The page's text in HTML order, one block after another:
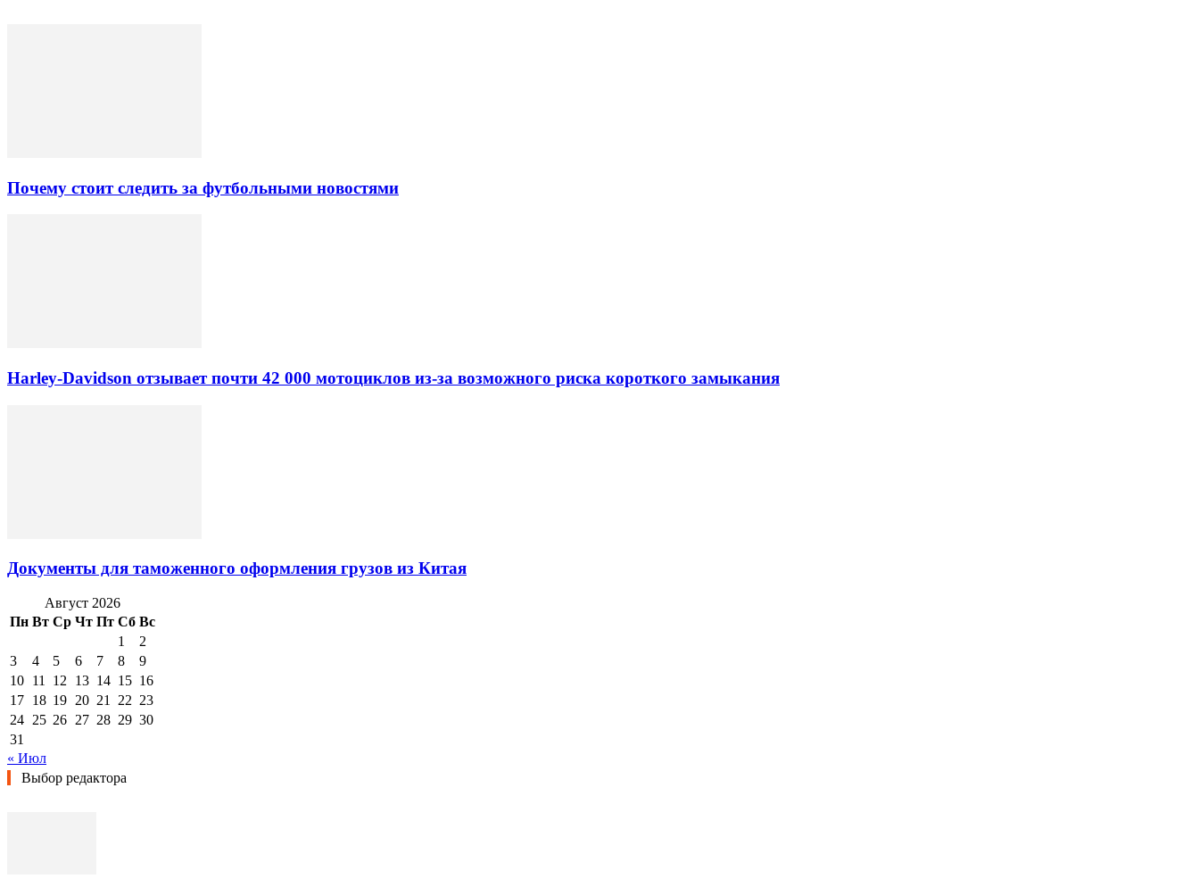
Почему стоит следить за футбольными новостями
Harley-Davidson отзывает почти 42 000 мотоциклов из-за возможного риска короткого замыкания
Документы для таможенного оформления грузов из Китая
Август 2026
Пн Вт Ср Чт Пт Сб Вс
1
2
3
4 5 6 7 8
9
10 11 12 13 14 15 16
17 18 19 20 21 22 23
24 25 26 27 28 29 30
31
« Июл
Выбор редактора